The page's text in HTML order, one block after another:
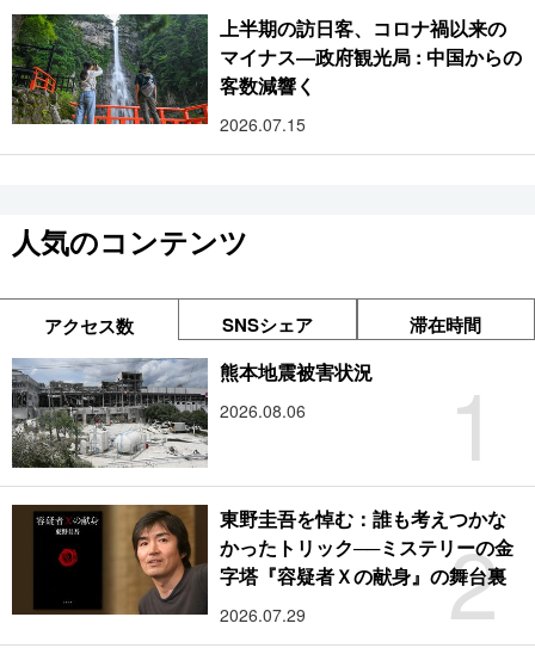
上半期の訪日客、コロナ禍以来の
マイナス―政府観光局 : 中国からの
客数減響く
2026.07.15
人気のコンテンツ
アクセス数 SNSシェア 滞在時間
1
熊本地震被害状況
2026.08.06
2
東野圭吾を悼む：誰も考えつかな
かったトリック──ミステリーの金
字塔『容疑者Ｘの献身』の舞台裏
2026.07.29